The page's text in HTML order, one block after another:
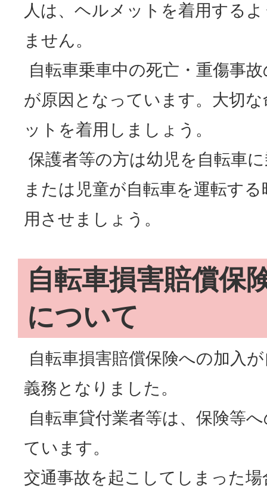
人は、ヘルメットを着用する
ません。
自転車乗車中の死亡・重傷事
が原因となっています。大切
ットを着用しましょう。
保護者等の方は幼児を自転車
または児童が自転車を運転す
用させましょう。
自転車損害賠償保
について
自転車損害賠償保険への加入
義務となりました。
自転車貸付業者等は、保険等
ています。
交通事故を起こしてしまった